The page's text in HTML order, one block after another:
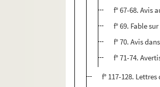
f° 67-68. Avis
f° 69. Fable
f° 70. Avis
f° 71-74.
f° 117-128.